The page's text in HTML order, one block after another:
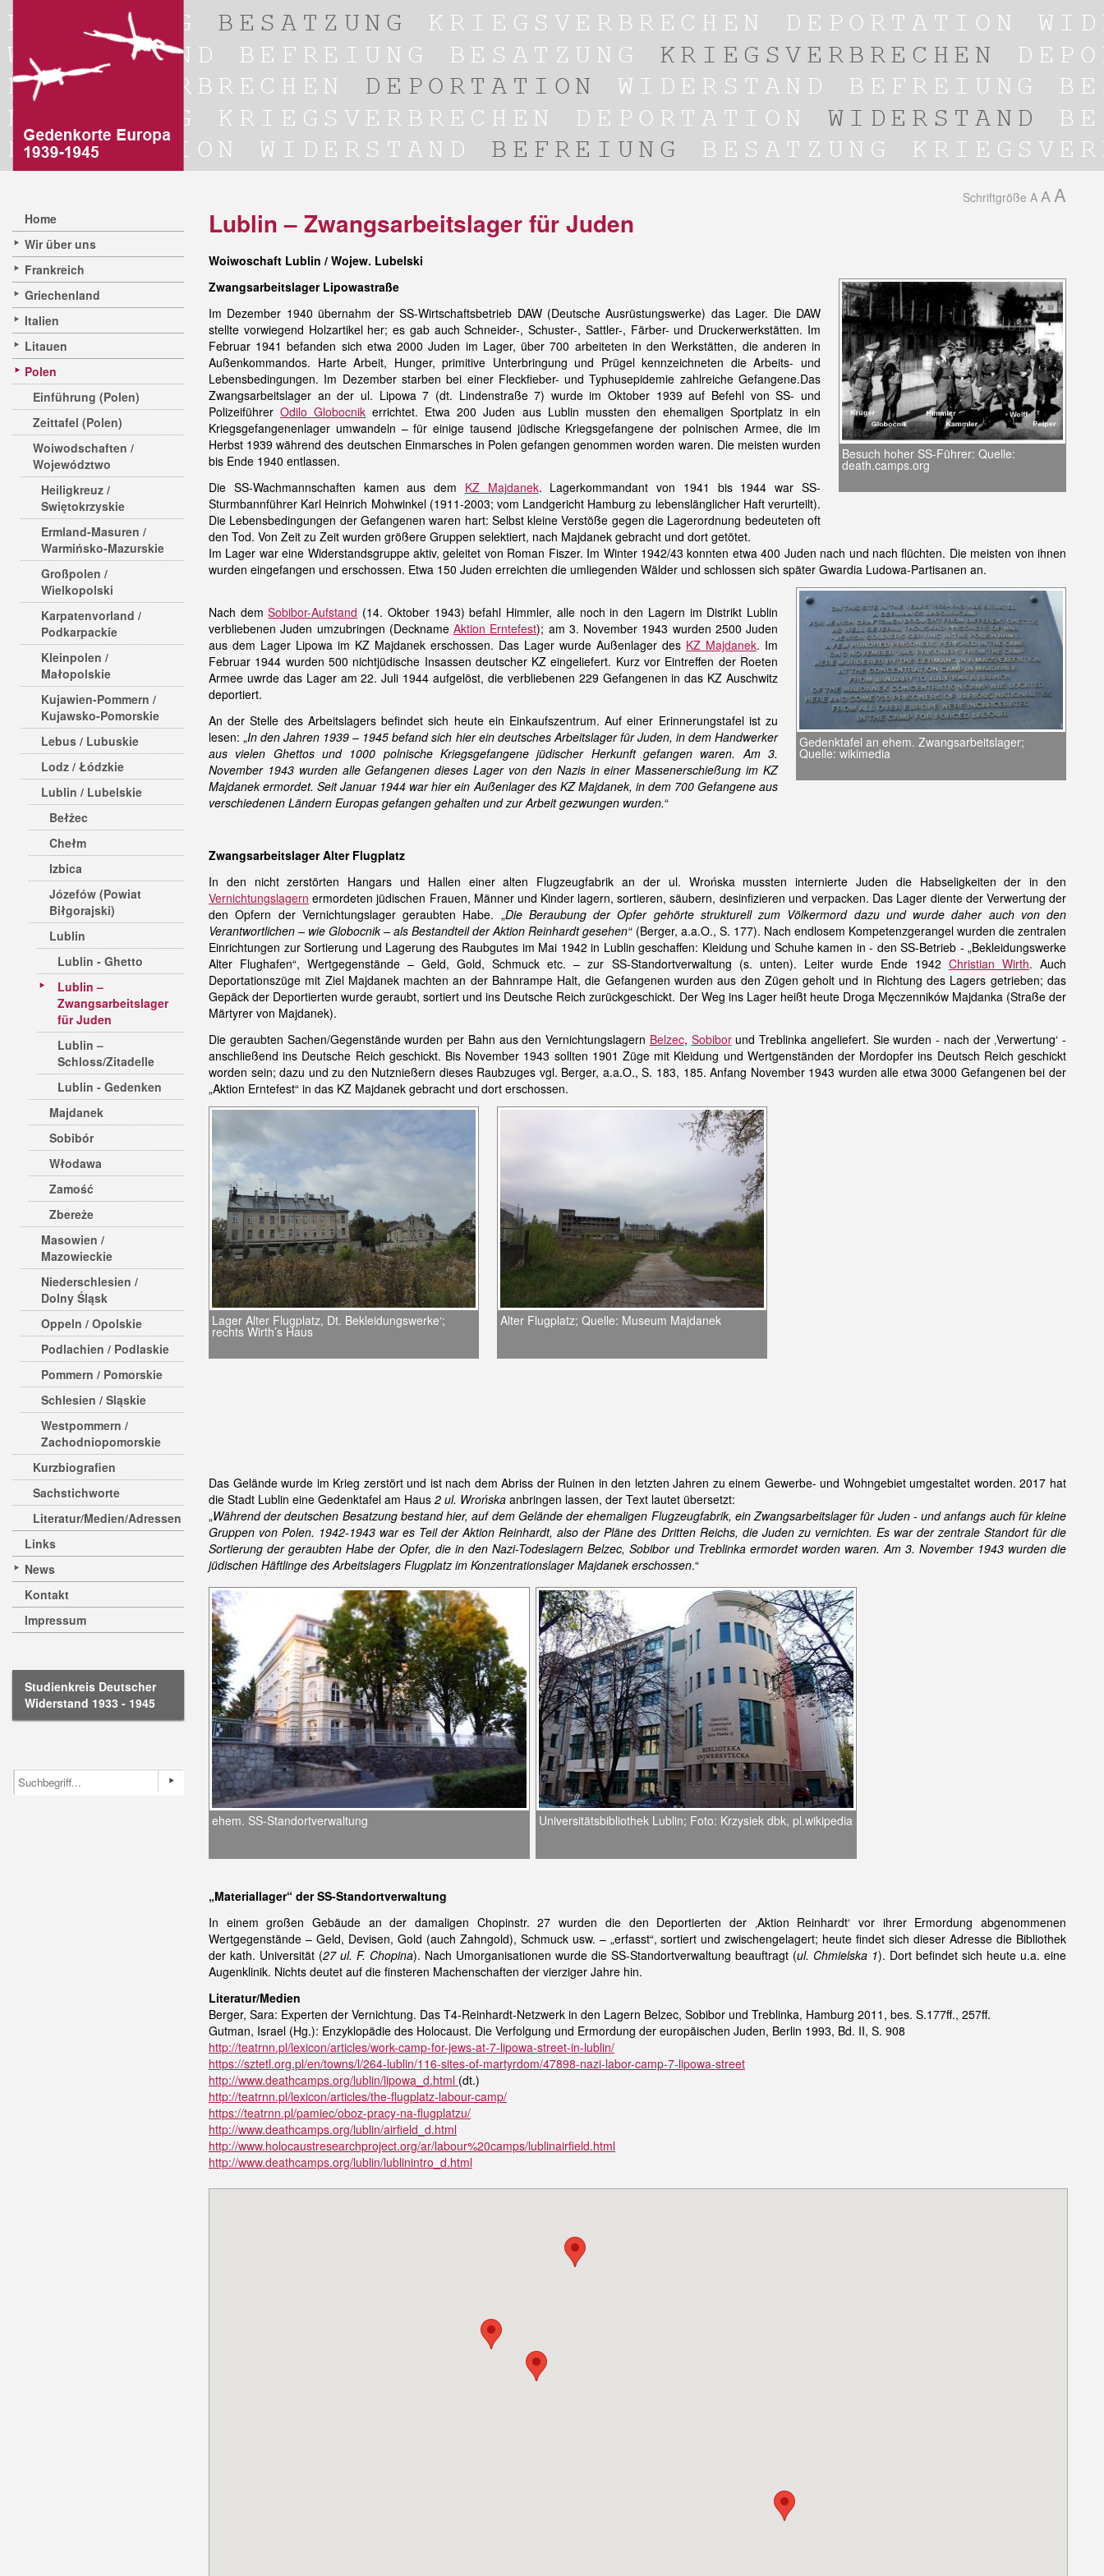
Home
Wir über uns
Frankreich
Griechenland
Italien
Litauen
Polen
Einführung (Polen)
Zeittafel (Polen)
Woiwodschaften /
Województwo
Heiligkreuz /
Swiętokrzyskie
Ermland-Masuren /
Warmińsko-Mazurskie
Großpolen /
Wielkopolski
Karpatenvorland /
Podkarpackie
Kleinpolen /
Małopolskie
Kujawien-Pommern /
Kujawsko-Pomorskie
Lebus / Lubuskie
Lodz / Łódzkie
Lublin / Lubelskie
Bełżec
Chełm
Izbica
Józefów (Powiat
Biłgorajski)
Lublin
Lublin - Ghetto
Lublin –
Zwangsarbeitslager
für Juden
Lublin –
Schloss/Zitadelle
Lublin - Gedenken
Majdanek
Sobibór
Włodawa
Zamość
Zbereże
Masowien /
Mazowieckie
Niederschlesien /
Dolny Śląsk
Oppeln / Opolskie
Podlachien / Podlaskie
Pommern / Pomorskie
Schlesien / Sląskie
Westpommern /
Zachodniopomorskie
Kurzbiografien
Sachstichworte
Literatur/Medien/Adressen
Links
News
Kontakt
Impressum
Studienkreis Deutscher
Widerstand 1933 - 1945
Schriftgröße A A A
Lublin – Zwangsarbeitslager für Juden
Woiwoschaft Lublin / Wojew. Lubelski
Besuch hoher SS-Führer: Quelle:
death.camps.org
Zwangsarbeitslager Lipowastraße
Im Dezember 1940 übernahm der SS-Wirtschaftsbetrieb DAW (Deutsche Ausrüstungswerke) das Lager. Die DAW
stellte vorwiegend Holzartikel her; es gab auch Schneider-, Schuster-, Sattler-, Färber- und Druckerwerkstätten. Im
Februar 1941 befanden sich etwa 2000 Juden im Lager, über 700 arbeiteten in den Werkstätten, die anderen in
Außenkommandos. Harte Arbeit, Hunger, primitive Unterbringung und Prügel kennzeichneten die Arbeits- und
Lebensbedingungen. Im Dezember starben bei einer Fleckfieber- und Typhusepidemie zahlreiche Gefangene.Das
Zwangsarbeitslager an der ul. Lipowa 7 (dt. Lindenstraße 7) wurde im Oktober 1939 auf Befehl von SS- und
PolizeiführerOdilo Globocnik errichtet. Etwa 200 Juden aus Lublin mussten den ehemaligen Sportplatz in ein
Kriegsgefangenenlager umwandeln – für einige tausend jüdische Kriegsgefangene der polnischen Armee, die im
Herbst 1939 während des deutschen Einmarsches in Polen gefangen genommen worden waren. Die meisten wurden
bis Ende 1940 entlassen.
Die SS-Wachmannschaften kamen aus dem KZ Majdanek. Lagerkommandant von 1941 bis 1944 war SS-
Sturmbannführer Karl Heinrich Mohwinkel (1911-2003; vom Landgericht Hamburg zu lebenslänglicher Haft verurteilt).
Die Lebensbedingungen der Gefangenen waren hart: Selbst kleine Verstöße gegen die Lagerordnung bedeuteten oft
den Tod. Von Zeit zu Zeit wurden größere Gruppen selektiert, nach Majdanek gebracht und dort getötet.
Im Lager war eine Widerstandsgruppe aktiv, geleitet von Roman Fiszer. Im Winter 1942/43 konnten etwa 400 Juden nach und nach flüchten. Die meisten von ihnen
wurden eingefangen und erschossen. Etwa 150 Juden erreichten die umliegenden Wälder und schlossen sich später Gwardia Ludowa-Partisanen an.
Gedenktafel an ehem. Zwangsarbeitslager;
Quelle: wikimedia
Nach demSobibor-Aufstand (14. Oktober 1943) befahl Himmler, alle noch in den Lagern im Distrikt Lublin
verbliebenen Juden umzubringen (Deckname Aktion Erntefest); am 3. November 1943 wurden 2500 Juden
aus dem Lager Lipowa im KZ Majdanek erschossen. Das Lager wurde Außenlager des KZ Majdanek. Im
Februar 1944 wurden 500 nichtjüdische Insassen deutscher KZ eingeliefert. Kurz vor Eintreffen der Roeten
Armee uwrde das Lager am 22. Juli 1944 aufgelöst, die verbliebenen 229 Gefangenen in das KZ Auschwitz
deportiert.
An der Stelle des Arbeitslagers befindet sich heute ein Einkaufszentrum. Auf einer Erinnerungstafel ist zu
lesen: „In den Jahren 1939 – 1945 befand sich hier ein deutsches Arbeitslager für Juden, in dem Handwerker
aus vielen Ghettos und 1000 polnische Kriegsgefangene jüdischer Herkunft gefangen waren. Am 3.
November 1943 wurden alle Gefangenen dieses Lager von den Nazis in einer Massenerschießung im KZ
Majdanek ermordet. Seit Januar 1944 war hier ein Außenlager des KZ Majdanek, in dem 700 Gefangene aus
verschiedenen Ländern Europas gefangen gehalten und zur Arbeit gezwungen wurden.“
Zwangsarbeitslager Alter Flugplatz
In den nicht zerstörten Hangars und Hallen einer alten Flugzeugfabrik an der ul. Wrońska mussten internierte Juden die Habseligkeiten der in den
Vernichtungslagern ermordeten jüdischen Frauen, Männer und Kinder lagern, sortieren, säubern, desinfizieren und verpacken. Das Lager diente der Verwertung der
den Opfern der Vernichtungslager geraubten Habe. „Die Beraubung der Opfer gehörte strukturell zum Völkermord dazu und wurde daher auch von den
Verantwortlichen – wie Globocnik – als Bestandteil der Aktion Reinhardt gesehen“ (Berger, a.a.O., S. 177). Nach endlosem Kompetenzgerangel wurden die zentralen
Einrichtungen zur Sortierung und Lagerung des Raubgutes im Mai 1942 in Lublin geschaffen: Kleidung und Schuhe kamen in - den SS-Betrieb - „Bekleidungswerke
Alter Flughafen“, Wertgegenstände – Geld, Gold, Schmuck etc. – zur SS-Standortverwaltung (s. unten). Leiter wurde Ende 1942 Christian Wirth. Auch
Deportationszüge mit Ziel Majdanek machten an der Bahnrampe Halt, die Gefangenen wurden aus den Zügen geholt und in Richtung des Lagers getrieben; das
Gepäck der Deportierten wurde geraubt, sortiert und ins Deutsche Reich zurückgeschickt. Der Weg ins Lager heißt heute Droga Męczenników Majdanka (Straße der
Märtyrer von Majdanek).
Die geraubten Sachen/Gegenstände wurden per Bahn aus den Vernichtungslagern Belzec, Sobiborund Treblinka angeliefert. Sie wurden - nach der ‚Verwertung‘ -
anschließend ins Deutsche Reich geschickt. Bis November 1943 sollten 1901 Züge mit Kleidung und Wertgenständen der Mordopfer ins Deutsch Reich geschickt
worden sein; dazu und zu den Nutznießern dieses Raubzuges vgl. Berger, a.a.O., S. 183, 185. Anfang November 1943 wurden alle etwa 3000 Gefangenen bei der
„Aktion Erntefest“ in das KZ Majdanek gebracht und dort erschossen.
Lager Alter Flugplatz, Dt. Bekleidungswerke‘;
rechts Wirth’s Haus
Alter Flugplatz; Quelle: Museum Majdanek
Das Gelände wurde im Krieg zerstört und ist nach dem Abriss der Ruinen in den letzten Jahren zu einem Gewerbe- und Wohngebiet umgestaltet worden. 2017 hat
die Stadt Lublin eine Gedenktafel am Haus 2 ul. Wrońska anbringen lassen, der Text lautet übersetzt:
„Während der deutschen Besatzung bestand hier, auf dem Gelände der ehemaligen Flugzeugfabrik, ein Zwangsarbeitslager für Juden - und anfangs auch für kleine
Gruppen von Polen. 1942-1943 war es Teil der Aktion Reinhardt, also der Pläne des Dritten Reichs, die Juden zu vernichten. Es war der zentrale Standort für die
Sortierung der geraubten Habe der Opfer, die in den Nazi-Todeslagern Belzec, Sobibor und Treblinka ermordet worden waren. Am 3. November 1943 wurden die
jüdischen Häftlinge des Arbeitslagers Flugplatz im Konzentrationslager Majdanek erschossen.“
ehem. SS-Standortverwaltung Universitätsbibliothek Lublin; Foto: Krzysiek dbk, pl.wikipedia
„Materiallager“ der SS-Standortverwaltung
In einem großen Gebäude an der damaligen Chopinstr. 27 wurden die den Deportierten der ‚Aktion Reinhardt‘ vor ihrer Ermordung abgenommenen
Wertgegenstände – Geld, Devisen, Gold (auch Zahngold), Schmuck usw. – „erfasst“, sortiert und zwischengelagert; heute findet sich dieser Adresse die Bibliothek
der kath. Universität (27 ul. F. Chopina). Nach Umorganisationen wurde die SS-Standortverwaltung beauftragt (ul. Chmielska 1). Dort befindet sich heute u.a. eine
Augenklinik. Nichts deutet auf die finsteren Machenschaften der vierziger Jahre hin.
Literatur/Medien
Berger, Sara: Experten der Vernichtung. Das T4-Reinhardt-Netzwerk in den Lagern Belzec, Sobibor und Treblinka, Hamburg 2011, bes. S.177ff., 257ff.
Gutman, Israel (Hg.): Enzyklopädie des Holocaust. Die Verfolgung und Ermordung der europäischen Juden, Berlin 1993, Bd. II, S. 908
http://teatrnn.pl/lexicon/articles/work-camp-for-jews-at-7-lipowa-street-in-lublin/
https://sztetl.org.pl/en/towns/l/264-lublin/116-sites-of-martyrdom/47898-nazi-labor-camp-7-lipowa-street
http://www.deathcamps.org/lublin/lipowa_d.html (dt.)
http://teatrnn.pl/lexicon/articles/the-flugplatz-labour-camp/
https://teatrnn.pl/pamiec/oboz-pracy-na-flugplatzu/
http://www.deathcamps.org/lublin/airfield_d.html
http://www.holocaustresearchproject.org/ar/labour%20camps/lublinairfield.html
http://www.deathcamps.org/lublin/lublinintro_d.html